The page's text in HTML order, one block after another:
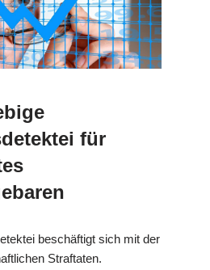
für
beschäftigt sich mit der
Straftaten.